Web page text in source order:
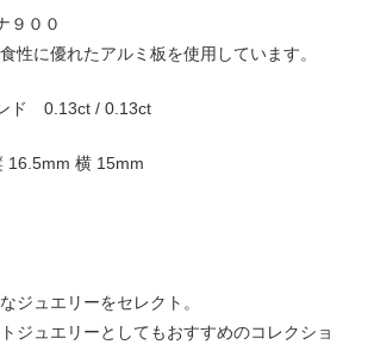
９００
性に優れたアルミ板を使用しています。
ド 0.13ct / 0.13ct
16.5mm 横 15mm
ジュエリーをセレクト。
ジュエリーとしてもおすすめのコレクショ